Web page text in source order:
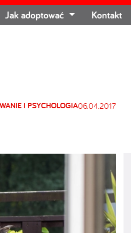
Jak adoptować Kontakt
I PSYCHOLOGIA06.04.2017